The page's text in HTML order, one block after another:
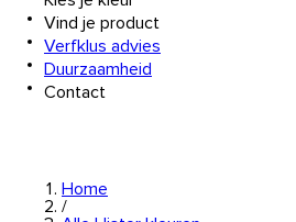
Vind je product
Verfklus advies
Duurzaamheid
Contact
Home
/